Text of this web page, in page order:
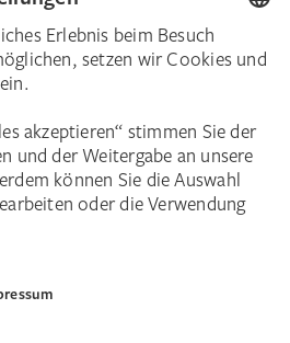
Presse
Städel Stories
Newsletter